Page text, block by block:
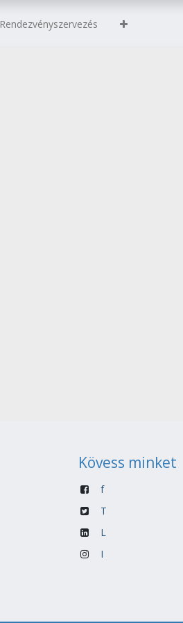
Rendezvényszervezés
Kövess minket
f
T
L
I